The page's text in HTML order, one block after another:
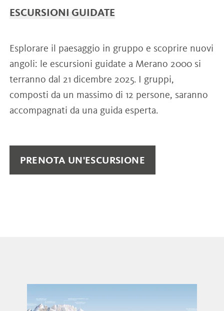
ESCURSIONI GUIDATE
Esplorare il paesaggio in gruppo e scoprire nuovi
angoli: le escursioni guidate a Merano 2000 si
terranno dal 21 dicembre 2025. I gruppi,
composti da un massimo di 12 persone, saranno
accompagnati da una guida esperta.
PRENOTA UN'ESCURSIONE